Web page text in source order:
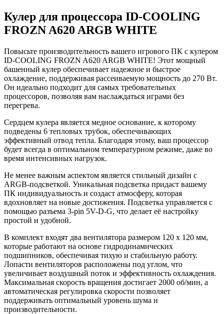
Кулер для процессора ID-COOLING
FROZN A620 ARGB WHITE
Повысьте производительность вашего игрового ПК с кулером
ID-COOLING FROZN A620 ARGB WHITE! Этот мощный
башенный кулер обеспечивает надежное и быстрое
охлаждение, поддерживая рассеиваемую мощность до 270 Вт.
Он идеально подходит для самых требовательных
процессоров, позволяя вам наслаждаться играми без
перегрева.
Сердцем кулера является медное основание, к которому
подведены 6 тепловых трубок, обеспечивающих
эффективный отвод тепла. Благодаря этому, ваш процессор
будет всегда в оптимальном температурном режиме, даже во
время интенсивных нагрузок.
Не менее важным аспектом является стильный дизайн с
ARGB-подсветкой. Уникальная подсветка придаст вашему
ПК индивидуальность и создаст атмосферу, которая
вдохновляет на новые достижения. Подсветка управляется с
помощью разъема 3-pin 5V-D-G, что делает её настройку
простой и удобной.
В комплект входят два вентилятора размером 120 x 120 мм,
которые работают на основе гидродинамических
подшипников, обеспечивая тихую и стабильную работу.
Лопасти вентиляторов расположены под углом, что
увеличивает воздушный поток и эффективность охлаждения.
Максимальная скорость вращения достигает 2000 об/мин, а
автоматическая регулировка скорости позволяет
поддерживать оптимальный уровень шума и
производительности.